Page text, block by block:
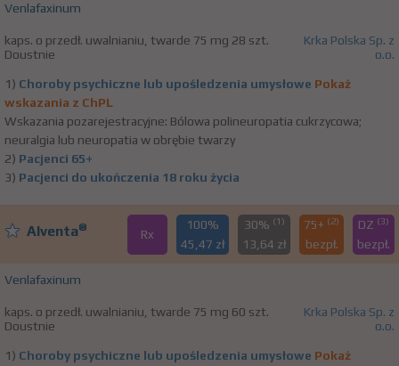
Venlafaxinum
kaps. o przedł. uwalnianiu, twarde 75 mg 28 szt.
Doustnie
Krka Polska Sp. z
o.o.
1) Choroby psychiczne lub upośledzenia umysłowe Pokaż
wskazania z ChPL
Wskazania pozarejestracyjne: Bólowa polineuropatia cukrzycowa;
neuralgia lub neuropatia w obrębie twarzy
2) Pacjenci 65+
3) Pacjenci do ukończenia 18 roku życia
Alventa® Rx
100%
45,47 zł
30% (1)
13,64 zł
75+ (2)
bezpł.
DZ (3)
bezpł.
Venlafaxinum
kaps. o przedł. uwalnianiu, twarde 75 mg 60 szt.
Doustnie
Krka Polska Sp. z
o.o.
1) Choroby psychiczne lub upośledzenia umysłowe Pokaż